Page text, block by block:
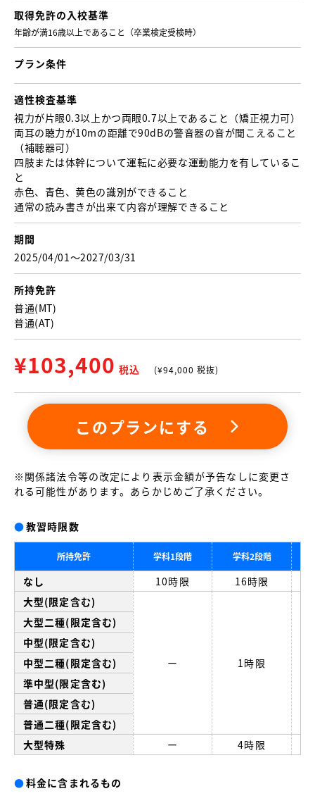
取得免許の入校基準
年齢が満16歳以上であること （卒業検定受検時）
プラン条件
適性検査基準
視力が片眼0.3以上かつ両眼0.7以上であること （矯正視力可）
両耳の聴力が10mの距離で90dBの警音器の音が聞こえること
（補聴器可）
四肢または体幹について運転に必要な運動能力を有しているこ
と
赤色、青色、黄色の識別ができること
通常の読み書きが出来て内容が理解できること
期間
2025/04/01〜2027/03/31
所持免許
普通(MT)
普通(AT)
¥103,400 税込 (¥94,000 税抜)
このプランにする
※関係諸法令等の改定により表示金額が予告なしに変更さ
れる可能性があります。あらかじめご了承ください。
●教習時限数
所持免許 学科1段階 学科2段階
なし 10時限
16時限
大型(限定含む)
ー 1時限
大型二種(限定含む)
中型(限定含む)
中型二種(限定含む)
準中型(限定含む)
普通(限定含む)
普通二種(限定含む)
大型特殊
ー 4時限
●料金に含まれるもの